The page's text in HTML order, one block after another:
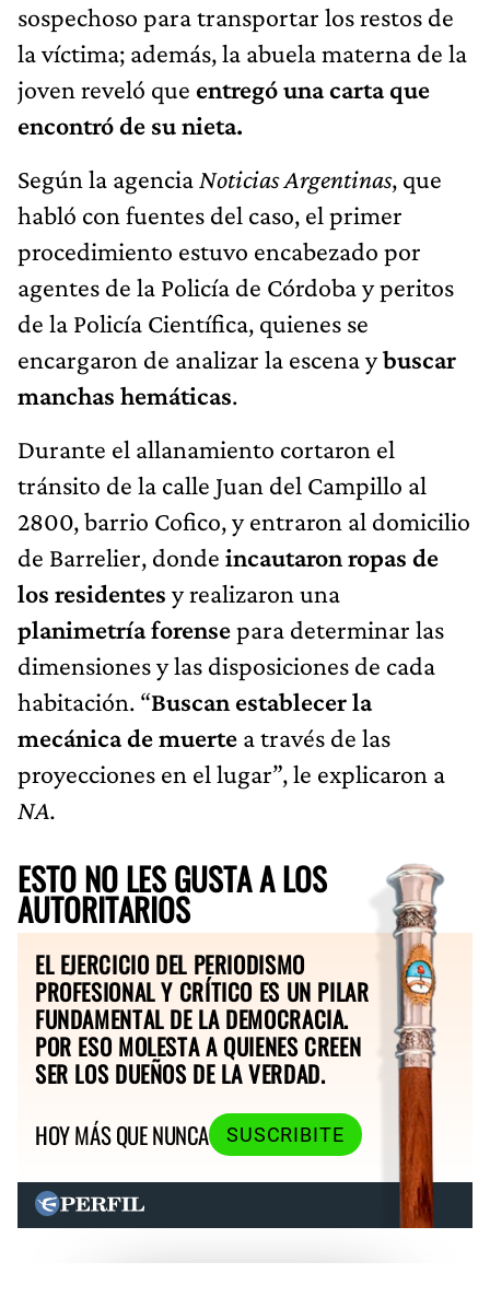
sospechoso para transportar los restos de
la víctima; además, la abuela materna de la
joven reveló que entregó una carta que
encontró de su nieta.
Según la agencia Noticias Argentinas, que
habló con fuentes del caso, el primer
procedimiento estuvo encabezado por
agentes de la Policía de Córdoba y peritos
de la Policía Científica, quienes se
encargaron de analizar la escena ybuscar
manchas hemáticas.
Durante el allanamiento cortaron el
tránsito de la calle Juan del Campillo al
2800, barrio Cofico, y entraron al domicilio
de Barrelier, donde incautaron ropas de
los residentes y realizaron una
planimetría forensepara determinar las
dimensiones y las disposiciones de cada
habitación. “Buscan establecer la
mecánica de muerte a través de las
proyecciones en el lugar”, le explicaron a
NA.
ESTO NO LES GUSTA A LOS
AUTORITARIOS
EL EJERCICIO DEL PERIODISMO
PROFESIONAL Y CRÍTICO ES UN PILAR
FUNDAMENTAL DE LA DEMOCRACIA.
POR ESO MOLESTA A QUIENES CREEN
SER LOS DUEÑOS DE LA VERDAD.
HOY MÁS QUE NUNCA
SUSCRIBITE